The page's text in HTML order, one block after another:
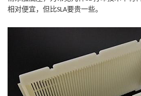
相对便宜，但比SLA要贵一些。